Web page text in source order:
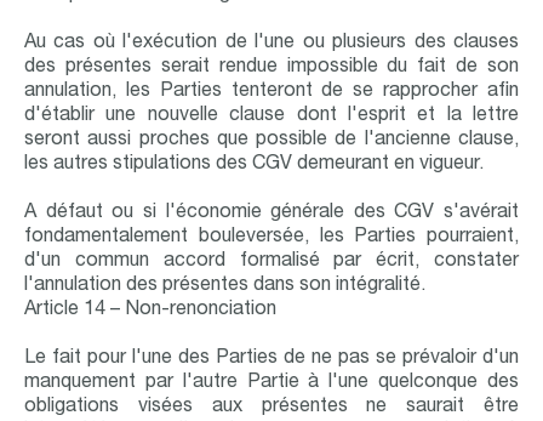
Au cas où l'exécution de l'une ou plusieurs des clauses
des présentes serait rendue impossible du fait de son
annulation, les Parties tenteront de se rapprocher afin
d'établir une nouvelle clause dont l'esprit et la lettre
seront aussi proches que possible de l'ancienne clause,
les autres stipulations des CGV demeurant en vigueur.
A défaut ou si l'économie générale des CGV s'avérait
fondamentalement bouleversée, les Parties pourraient,
d'un commun accord formalisé par écrit, constater
l'annulation des présentes dans son intégralité.
Article 14 – Non-renonciation
Le fait pour l'une des Parties de ne pas se prévaloir d'un
manquement par l'autre Partie à l'une quelconque des
obligations visées aux présentes ne saurait être